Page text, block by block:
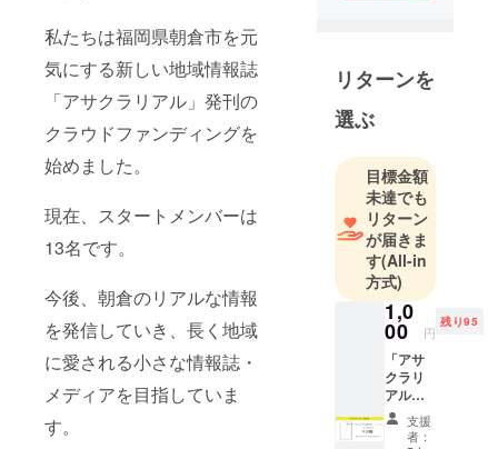
私たちは福岡県朝倉市を元
気にする新しい地域情報誌
「アサクラリアル」発刊の
クラウドファンディングを
始めました。
現在、スタートメンバーは
13名です。
今後、朝倉のリアルな情報
を発信していき、長く地域
に愛される小さな情報誌・
メディアを目指していま
す。
リターンを
選ぶ
目標金額
未達でも
リターン
が届きま
す(All-in
方式)
1,0
00 円
残り95
「アサ
クラリ
アル
創刊
号」＋
支援
者：